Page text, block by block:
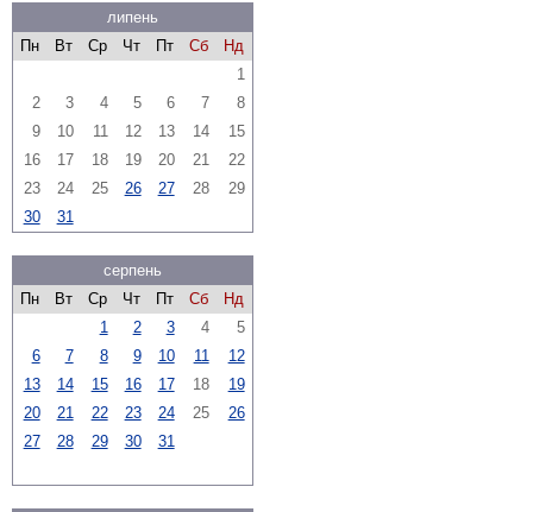
липень
Пн
Вт Ср Чт Пт Сб
Нд
1
2
3 4 5 6 7
8
9
10 11 12 13 14
15
16
17 18 19 20 21
22
23
24 25 26 27 28
29
30
31
серпень
Пн
Вт Ср Чт Пт Сб
Нд
1
2 3 4
5
6
7 8 9 10 11
12
13
14 15 16 17 18
19
20
21 22 23 24 25
26
27
28 29 30 31